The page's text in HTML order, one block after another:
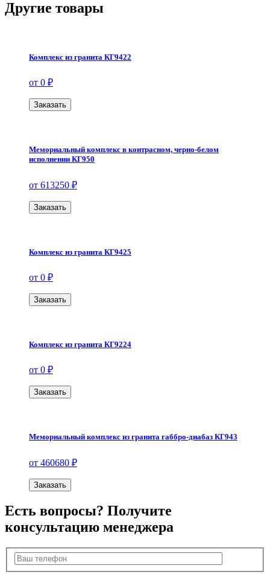
Другие товары
Комплекс из гранита КГ9422
от 0 ₽
Заказать
Мемориальный комплекс в контрасном, черно-белом
исполнении КГ950
от 613250 ₽
Заказать
Комплекс из гранита КГ9425
от 0 ₽
Заказать
Комплекс из гранита КГ9224
от 0 ₽
Заказать
Мемориальный комплекс из гранита габбро-диабаз КГ943
от 460680 ₽
Заказать
Есть вопросы? Получите
консультацию менеджера